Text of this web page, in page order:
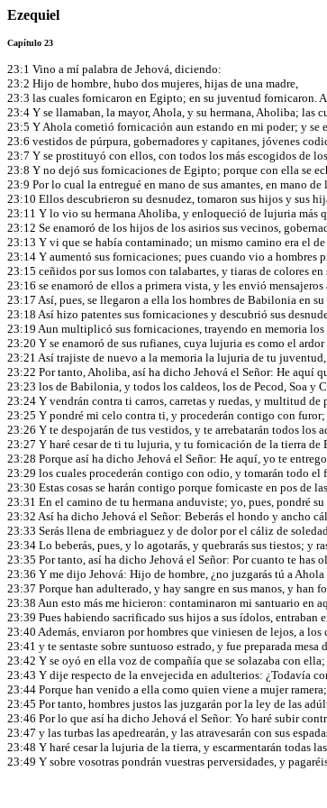
Ezequiel
Capítulo 23
23:1 Vino a mí palabra de Jehová, diciendo:
23:2 Hijo de hombre, hubo dos mujeres, hijas de una madre,
23:3 las cuales fornicaron en Egipto; en su juventud fornicaron.
23:4 Y se llamaban, la mayor, Ahola, y su hermana, Aholiba; las
23:5 Y Ahola cometió fornicación aun estando en mi poder; y se
23:6 vestidos de púrpura, gobernadores y capitanes, jóvenes
23:7 Y se prostituyó con ellos, con todos los más escogidos de
23:8 Y no dejó sus fornicaciones de Egipto; porque con ella se
23:9 Por lo cual la entregué en mano de sus amantes, en mano
23:10 Ellos descubrieron su desnudez, tomaron sus hijos y sus
23:11 Y lo vio su hermana Aholiba, y enloqueció de lujuria más
23:12 Se enamoró de los hijos de los asirios sus vecinos,
23:13 Y vi que se había contaminado; un mismo camino era el de
23:14 Y aumentó sus fornicaciones; pues cuando vio a hombres
23:15 ceñidos por sus lomos con talabartes, y tiaras de colores
23:16 se enamoró de ellos a primera vista, y les envió
23:17 Así, pues, se llegaron a ella los hombres de Babilonia en
23:18 Así hizo patentes sus fornicaciones y descubrió sus
23:19 Aun multiplicó sus fornicaciones, trayendo en memoria
23:20 Y se enamoró de sus rufianes, cuya lujuria es como el
23:21 Así trajiste de nuevo a la memoria la lujuria de tu
23:22 Por tanto, Aholiba, así ha dicho Jehová el Señor: He aquí
23:23 los de Babilonia, y todos los caldeos, los de Pecod, Soa y
23:24 Y vendrán contra ti carros, carretas y ruedas, y multitud
23:25 Y pondré mi celo contra ti, y procederán contigo con furor;
23:26 Y te despojarán de tus vestidos, y te arrebatarán todos los
23:27 Y haré cesar de ti tu lujuria, y tu fornicación de la tierra de
23:28 Porque así ha dicho Jehová el Señor: He aquí, yo te
23:29 los cuales procederán contigo con odio, y tomarán todo
23:30 Estas cosas se harán contigo porque fornicaste en pos de
23:31 En el camino de tu hermana anduviste; yo, pues, pondré
23:32 Así ha dicho Jehová el Señor: Beberás el hondo y ancho
23:33 Serás llena de embriaguez y de dolor por el cáliz de
23:34 Lo beberás, pues, y lo agotarás, y quebrarás sus tiestos; y
23:35 Por tanto, así ha dicho Jehová el Señor: Por cuanto te
23:36 Y me dijo Jehová: Hijo de hombre, ¿no juzgarás tú a
23:37 Porque han adulterado, y hay sangre en sus manos, y
23:38 Aun esto más me hicieron: contaminaron mi santuario en
23:39 Pues habiendo sacrificado sus hijos a sus ídolos,
23:40 Además, enviaron por hombres que viniesen de lejos, a
23:41 y te sentaste sobre suntuoso estrado, y fue preparada
23:42 Y se oyó en ella voz de compañía que se solazaba con
23:43 Y dije respecto de la envejecida en adulterios: ¿Todavía
23:44 Porque han venido a ella como quien viene a mujer
23:45 Por tanto, hombres justos las juzgarán por la ley de las
23:46 Por lo que así ha dicho Jehová el Señor: Yo haré subir
23:47 y las turbas las apedrearán, y las atravesarán con sus
23:48 Y haré cesar la lujuria de la tierra, y escarmentarán todas
23:49 Y sobre vosotras pondrán vuestras perversidades, y